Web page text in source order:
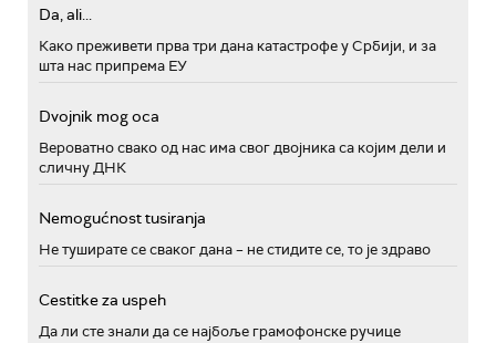
Da, ali...
Како преживети прва три дана катастрофе у Србији, и за
шта нас припрема ЕУ
Dvojnik mog oca
Вероватно свако од нас има свог двојника са којим дели и
сличну ДНК
Nemogućnost tusiranja
Не туширате се сваког дана – не стидите се, то је здраво
Cestitke za uspeh
Да ли сте знали да се најбоље грамофонске ручице